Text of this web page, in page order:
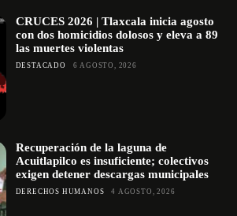
CRUCES 2026 | Tlaxcala inicia agosto
con dos homicidios dolosos y eleva a 89
las muertes violentas
DESTACADO 6 AGOSTO, 2026
Recuperación de la laguna de
Acuitlapilco es insuficiente; colectivos
exigen detener descargas municipales
DERECHOS HUMANOS 4 AGOSTO, 2026